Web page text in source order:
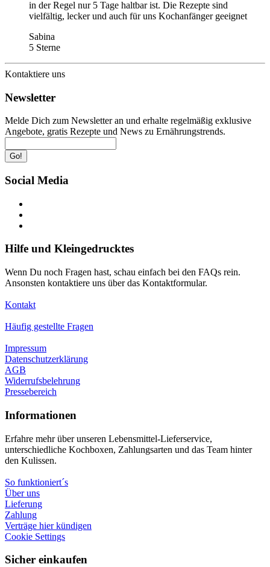
in der Regel nur 5 Tage haltbar ist. Die Rezepte sind
vielfältig, lecker und auch für uns Kochanfänger geeignet
Sabina
5 Sterne
Kontaktiere uns
Newsletter
Melde Dich zum Newsletter an und erhalte regelmäßig exklusive
Angebote, gratis Rezepte und News zu Ernährungstrends.
Go!
Social Media
Hilfe und Kleingedrucktes
Wenn Du noch Fragen hast, schau einfach bei den FAQs rein.
Ansonsten kontaktiere uns über das Kontaktformular.
Kontakt
Häufig gestellte Fragen
Impressum
Datenschutzerklärung
AGB
Widerrufsbelehrung
Pressebereich
Informationen
Erfahre mehr über unseren Lebensmittel-Lieferservice,
unterschiedliche Kochboxen, Zahlungsarten und das Team hinter
den Kulissen.
So funktioniert´s
Über uns
Lieferung
Zahlung
Verträge hier kündigen
Cookie Settings
Sicher einkaufen